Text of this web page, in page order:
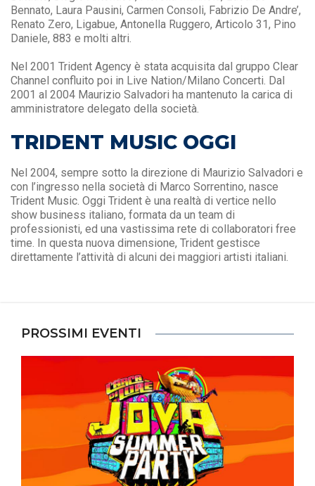
Bennato, Laura Pausini, Carmen Consoli, Fabrizio De Andre’,
Renato Zero, Ligabue, Antonella Ruggero, Articolo 31, Pino
Daniele, 883 e molti altri.
Nel 2001 Trident Agency è stata acquisita dal gruppo Clear
Channel confluito poi in Live Nation/Milano Concerti. Dal
2001 al 2004 Maurizio Salvadori ha mantenuto la carica di
amministratore delegato della società.
TRIDENT MUSIC OGGI
Nel 2004, sempre sotto la direzione di Maurizio Salvadori e
con l’ingresso nella società di Marco Sorrentino, nasce
Trident Music. Oggi Trident è una realtà di vertice nello
show business italiano, formata da un team di
professionisti, ed una vastissima rete di collaboratori free
time. In questa nuova dimensione, Trident gestisce
direttamente l’attività di alcuni dei maggiori artisti italiani.
PROSSIMI EVENTI